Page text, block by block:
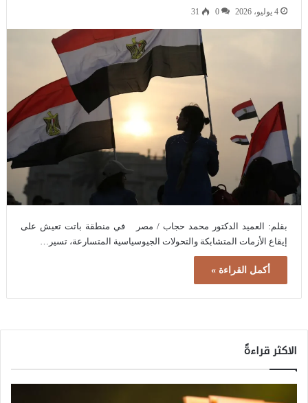
4 يوليو، 2026 0
31
بقلم: العميد الدكتور محمد حجاب / مصر في منطقة باتت تعيش على
إيقاع الأزمات المتشابكة والتحولات الجيوسياسية المتسارعة، تسير…
أكمل القراءة »
الاكثر قراءةً